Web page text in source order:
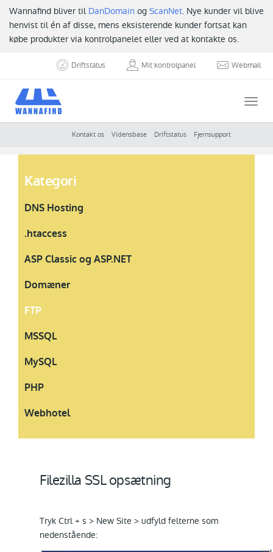
Wannafind bliver til DanDomain og ScanNet. Nye kunder vil blive
henvist til én af disse, mens eksisterende kunder fortsat kan
købe produkter via kontrolpanelet eller ved at kontakte os.
Driftstatus Mit kontrolpanel Webmail
Kontakt os Vidensbase Driftstatus Fjernsupport
Kategori
DNS Hosting
.htaccess
ASP Classic og ASP.NET
Domæner
FTP
MSSQL
MySQL
PHP
Webhotel
Filezilla SSL opsætning
Tryk Ctrl + s > New Site > udfyld felterne som
nedenstående: